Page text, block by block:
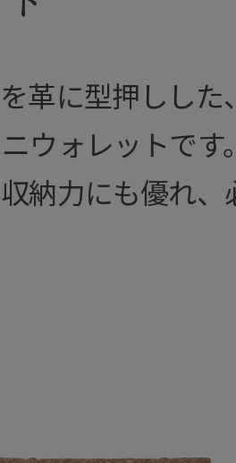
革に型押しした
ウォレットです
納力にも優れ、